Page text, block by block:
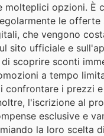
molteplici opzioni. È
le offerte
che vengono
sito ufficiale e
scoprire sconti
a tempo
confrontare i prezzi
l'iscrizione al
esclusive e
la loro scelta